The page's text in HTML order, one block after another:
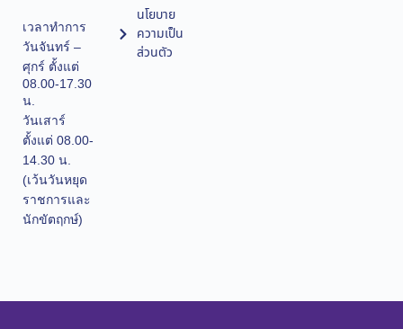
เวลาทำการ
วันจันทร์ –
ศุกร์ ตั้งแต่
08.00-17.30
น.
วันเสาร์
ตั้งแต่ 08.00-
14.30 น.
(เว้นวันหยุด
ราชการและ
นักขัตฤกษ์)
นโยบาย
ความเป็น
ส่วนตัว